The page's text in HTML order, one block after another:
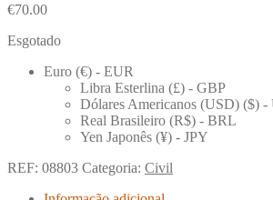
€70.00
Esgotado
Euro (€) - EUR
Libra Esterlina (£) - GBP
Dólares Americanos (USD) ($) -
Real Brasileiro (R$) - BRL
Yen Japonês (¥) - JPY
REF: 08803 Categoria: Civil